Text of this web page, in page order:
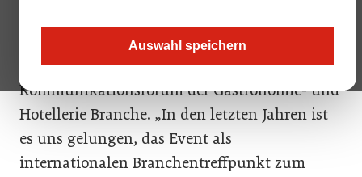
Auswahl speichern
Als weltweit einzigartige Veranstaltung
versteht sich die Ski-WM der Gastronomie als
Kommunikationsforum der Gastronomie- und
Hotellerie Branche. „In den letzten Jahren ist
es uns gelungen, das Event als
internationalen Branchentreffpunkt zum